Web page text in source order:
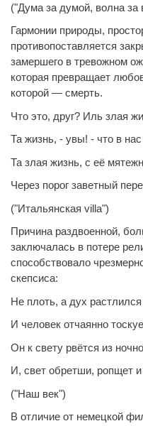
("Дума за думой, волна за
Гармонии природы,
противопоставляется
замершего в тревожном
которая превращает
которой — смерть.
Что это, друг? Иль злая
Та жизнь, - увы! - что в нас
Та злая жизнь, с её
Через порог заветный
("Итальянская villa")
Причина раздвоенной,
заключалась в потере
способствовало
скепсиса:
Не плоть, а дух
И человек отчаянно
Он к свету рвётся из
И, свет обретши, ропщет и
("Наш век")
В отличие от немецкой